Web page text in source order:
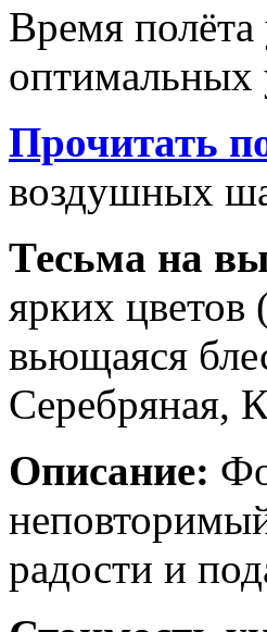
Время полёта
оптимальных
Прочитать
воздушных
Тесьма на
ярких цветов
вьющаяся
Серебряная,
Описание:
радости и